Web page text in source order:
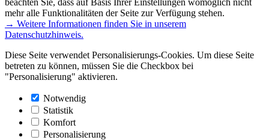
mehr alle Funktionalitäten der Seite zur Verfügung stehen.
→ Weitere Informationen finden Sie in unserem
Datenschutzhinweis.
Diese Seite verwendet Personalisierungs-Cookies. Um diese Seite
betreten zu können, müssen Sie die Checkbox bei
"Personalisierung" aktivieren.
Notwendig
Statistik
Komfort
Personalisierung